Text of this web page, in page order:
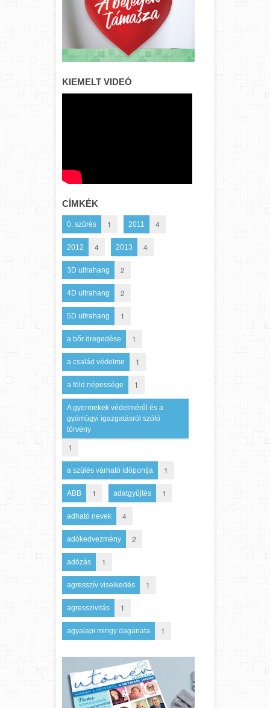
KIEMELT VIDEÓ
CÍMKÉK
0. szűrés 1 2011 4
2012 4 2013 4
3D ultrahang 2
4D ultrahang 2
5D ultrahang 1
a bőr öregedése 1
a család védelme 1
a föld népessége 1
A gyermekek védelméről és a
gyámügyi igazgatásról szóló
törvény
1
a szülés várható időpontja 1
ABB 1 adatgyűjtés 1
adható nevek 4
adókedvezmény 2
adózás 1
agresszív viselkedés 1
agresszivitás 1
agyalapi mirigy daganata 1